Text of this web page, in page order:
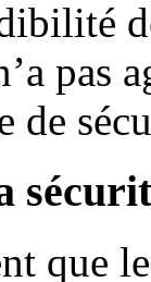
pas
de
que